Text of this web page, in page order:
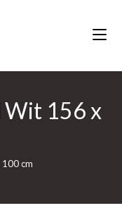
Wit 156 x
cm